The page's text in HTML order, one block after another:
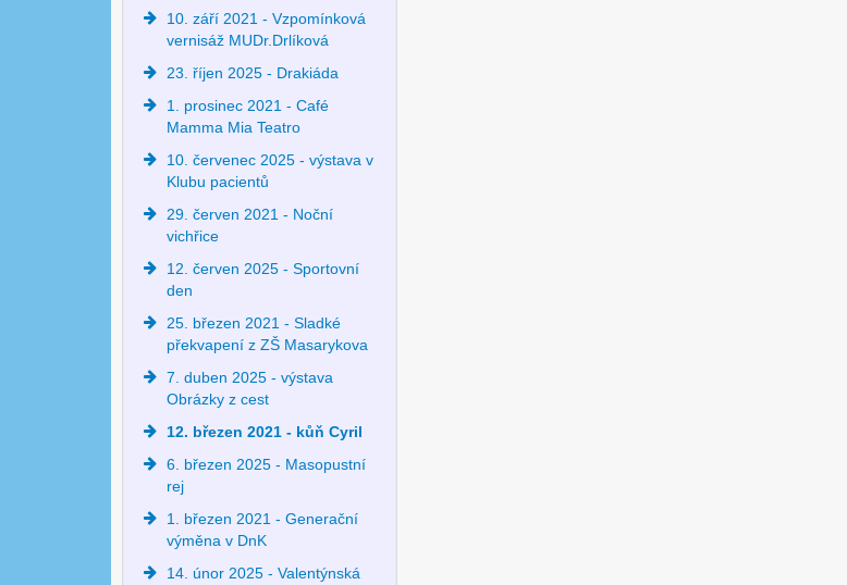
10. září 2021 - Vzpomínková
vernisáž MUDr.Drlíková
23. říjen 2025 - Drakiáda
1. prosinec 2021 - Café
Mamma Mia Teatro
10. červenec 2025 - výstava v
Klubu pacientů
29. červen 2021 - Noční
vichřice
12. červen 2025 - Sportovní
den
25. březen 2021 - Sladké
překvapení z ZŠ Masarykova
7. duben 2025 - výstava
Obrázky z cest
12. březen 2021 - kůň Cyril
6. březen 2025 - Masopustní
rej
1. březen 2021 - Generační
výměna v DnK
14. únor 2025 - Valentýnská